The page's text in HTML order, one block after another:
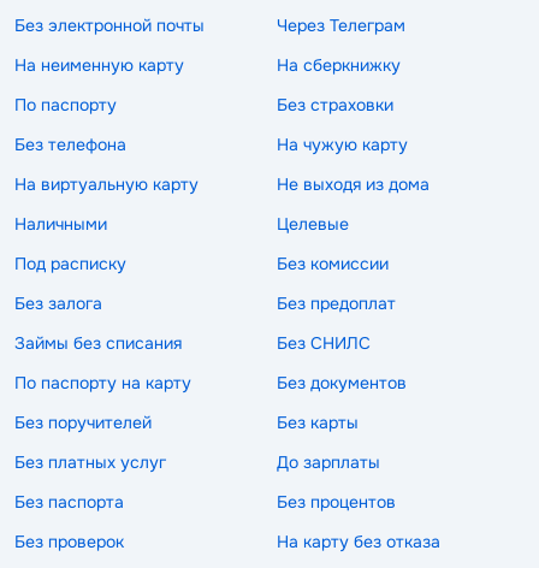
Без электронной почты
Через Телеграм
На неименную карту
На сберкнижку
По паспорту
Без страховки
Без телефона
На чужую карту
На виртуальную карту
Не выходя из дома
Наличными
Целевые
Под расписку
Без комиссии
Без залога
Без предоплат
Займы без списания
Без СНИЛС
По паспорту на карту
Без документов
Без поручителей
Без карты
Без платных услуг
До зарплаты
Без паспорта
Без процентов
Без проверок
На карту без отказа